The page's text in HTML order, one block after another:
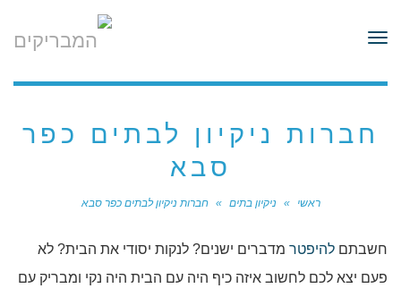
תפריט
חברות ניקיון לבתים כפר
סבא
ראשי » ניקיון בתים » חברות ניקיון לבתים כפר סבא
חשבתם להיפטר מדברים ישנים? לנקות יסודי את הבית? לא
פעם יצא לכם לחשוב איזה כיף היה עם הבית היה נקי ומבריק עם